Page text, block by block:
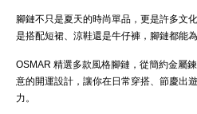
腳鏈不只是夏天的時尚單品，更是許多文
是搭配短裙、涼鞋還是牛仔褲，腳鏈都能
OSMAR 精選多款風格腳鏈，從簡約金屬
意的開運設計，讓你在日常穿搭、節慶出
力。